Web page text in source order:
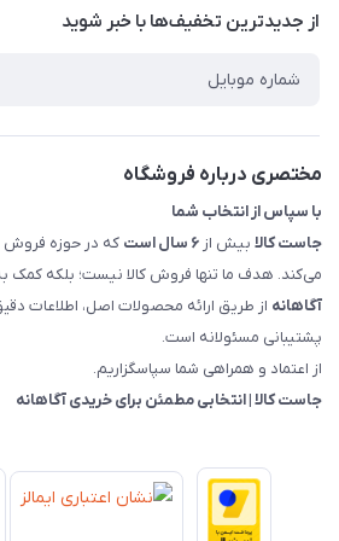
تماس با ما
شرایط و ضوابط گارانتی
روش های بازگرداندن کالا
از جدید‌ترین تخفیف‌ها با‌ خبر شوید
مختصری درباره فروشگاه
با سپاس از انتخاب شما
جاست کالا بیش از ۶ سال است
که در حوزه فروش
می‌کند. هدف ما تنها فروش کالا نیست؛ بلکه کمک
آگاهانه از طریق ارائه محصولات اصل، اطلاعات
پشتیبانی مسئولانه است.
از اعتماد و همراهی شما سپاسگزاریم.
جاست کالا | انتخابی مطمئن برای خریدی آگاهانه